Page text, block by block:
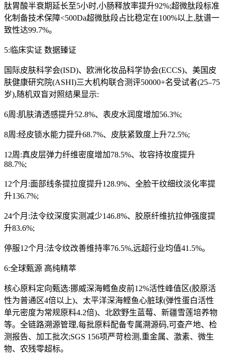
肽胃酸半衰期延长至5小时,小肠释放率提升92%;超微肽段标准
化制备技术保障<500Da超微肽段占比稳定在100%以上,肽谱一
致性达99.7%。
5:临床实证 数据臻证
国际皮肤科学会(ISD)、欧洲化妆品科学协会(ECCS)、美国皮
肤健康研究院(ASHI)三大机构联合测评50000+名受试者(25–75
岁),随机双盲对照结果显示:
6周:肌肤清透感提升52.8%、表皮水润度增加56.3%;
8周:经皮锁水能力提升68.7%、皮肤紧致度上升72.5%;
12周:真皮层弹力纤维密度增加78.5%、妆容持妆度提升
88.7%;
12个月:面部线条提拉度提升128.9%、全脸干纹细纹淡化率提
升136.7%;
24个月:法令纹深度实测减少146.8%、胶原纤维抗拉伸强度提
升83.6%;
停服12个月:法令纹改善维持率76.5%,远超行业均值41.5%。
6:全球甄源 高纯精萃
核心原料定向甄选:挪威深海鳕鱼皮前12%活性峰值区(胶原活
性为普通区4倍以上)、太平洋深海鲣鱼心脏球(弹性蛋白活性
单元密度为常规原料4.2倍)、北欧野生蓝莓、新疆雪莲培养物
等。全链路溯源管理,每批原料配备专属溯源码,可查产地、检
测报告、加工批次;SGS 156项严苛检测,重金属、激素、微生
物、农残零超标。